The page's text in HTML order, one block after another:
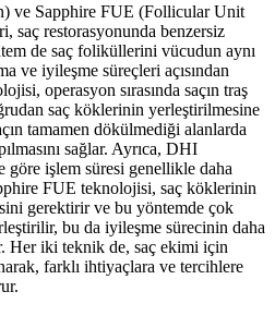
ve Sapphire FUE (Follicular Unit
saç restorasyonunda benzersiz
de saç foliküllerini vücudun aynı
ve iyileşme süreçleri açısından
operasyon sırasında saçın traş
saç köklerinin yerleştirilmesine
tamamen dökülmediği alanlarda
sağlar. Ayrıca, DHI
göre işlem süresi genellikle daha
FUE teknolojisi, saç köklerinin
gerektirir ve bu yöntemde çok
bu da iyileşme sürecinin daha
Her iki teknik de, saç ekimi için
farklı ihtiyaçlara ve tercihlere